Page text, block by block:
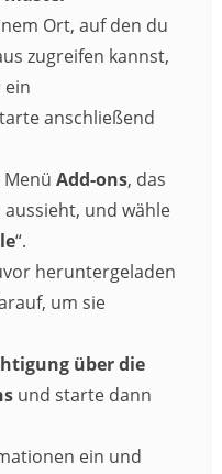
Ort, auf den du
zugreifen kannst,
ein
anschließend
Menü Add-ons, das
aussieht, und wähle
“.
heruntergeladen
um sie
über die
und starte dann
ein und